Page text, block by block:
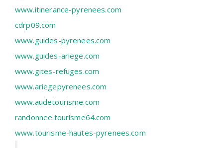
www.itinerance-pyrenees.com
cdrp09.com
www.guides-pyrenees.com
www.guides-ariege.com
www.gites-refuges.com
www.ariegepyrenees.com
www.audetourisme.com
randonnee.tourisme64.com
www.tourisme-hautes-pyrenees.com